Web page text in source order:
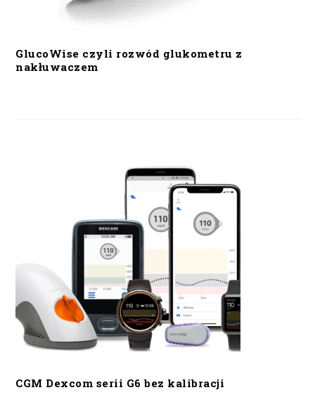
GlucoWise czyli rozwód glukometru z
nakłuwaczem
CGM Dexcom serii G6 bez kalibracji